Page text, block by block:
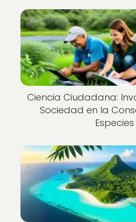
Ciencia Ciudadana:
Sociedad en la
Especies